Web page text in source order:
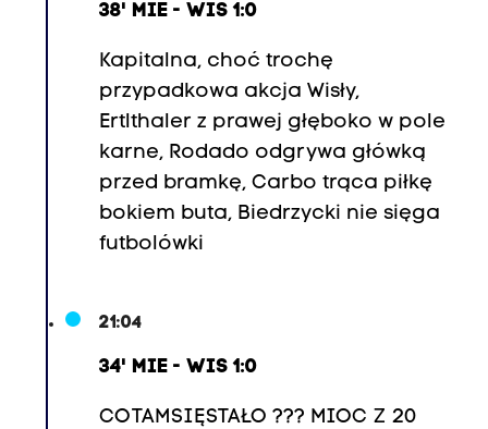
38' MIE - WIS 1:0
Kapitalna, choć trochę
przypadkowa akcja Wisły,
Ertlthaler z prawej głęboko w pole
karne, Rodado odgrywa główką
przed bramkę, Carbo trąca piłkę
bokiem buta, Biedrzycki nie sięga
futbolówki
21:04
34' MIE - WIS 1:0
CO TAM SIĘ STAŁO ??? MIOC Z 20